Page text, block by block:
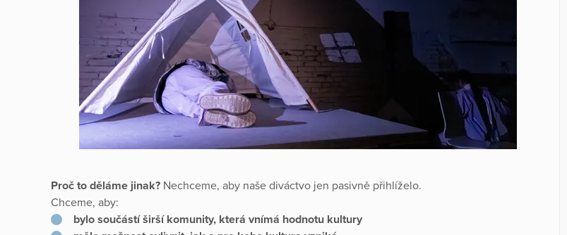
Proč to děláme jinak? Nechceme, aby naše diváctvo jen pasivně přihlíželo.
Chceme, aby:
bylo součástí širší komunity, která vnímá hodnotu kultury